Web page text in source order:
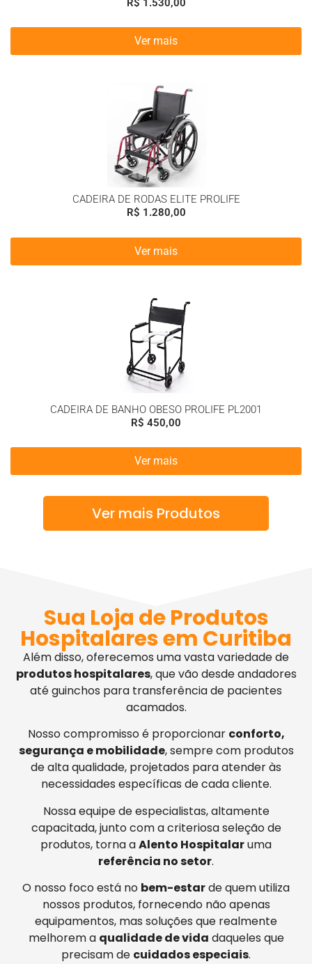
R$ 1.530,00
Ver mais
CADEIRA DE RODAS ELITE PROLIFE
R$ 1.280,00
Ver mais
CADEIRA DE BANHO OBESO PROLIFE PL2001
R$ 450,00
Ver mais
Ver mais Produtos
Sua Loja de Produtos
Hospitalares em Curitiba
Além disso, oferecemos uma vasta variedade de
produtos hospitalares, que vão desde andadores
até guinchos para transferência de pacientes
acamados.
Nosso compromisso é proporcionar conforto,
segurança e mobilidade, sempre com produtos
de alta qualidade, projetados para atender às
necessidades específicas de cada cliente.
Nossa equipe de especialistas, altamente
capacitada, junto com a criteriosa seleção de
produtos, torna aAlento Hospitalaruma
referência no setor.
O nosso foco está no bem-estarde quem utiliza
nossos produtos, fornecendo não apenas
equipamentos, mas soluções que realmente
melhorem a qualidade de vida daqueles que
precisam de cuidados especiais.